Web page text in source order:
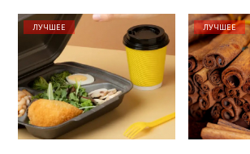
ЛУЧШЕЕ ЛУЧШЕЕ